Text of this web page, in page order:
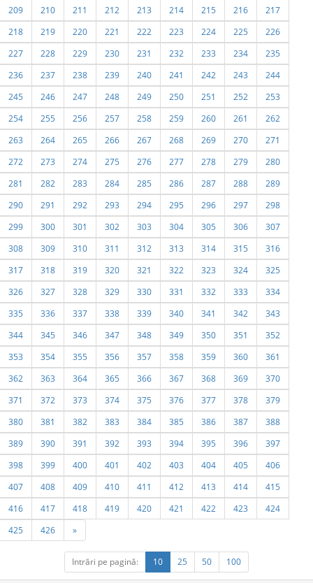
209
210 211 212 213 214 215 216
217
218
219 220 221 222 223 224 225
226
227
228 229 230 231 232 233 234
235
236
237 238 239 240 241 242 243
244
245
246 247 248 249 250 251 252
253
254
255 256 257 258 259 260 261
262
263
264 265 266 267 268 269 270
271
272
273 274 275 276 277 278 279
280
281
282 283 284 285 286 287 288
289
290
291 292 293 294 295 296 297
298
299
300 301 302 303 304 305 306
307
308
309 310 311 312 313 314 315
316
317
318 319 320 321 322 323 324
325
326
327 328 329 330 331 332 333
334
335
336 337 338 339 340 341 342
343
344
345 346 347 348 349 350 351
352
353
354 355 356 357 358 359 360
361
362
363 364 365 366 367 368 369
370
371
372 373 374 375 376 377 378
379
380
381 382 383 384 385 386 387
388
389
390 391 392 393 394 395 396
397
398
399 400 401 402 403 404 405
406
407
408 409 410 411 412 413 414
415
416
417 418 419 420 421 422 423
424
425
426 »
Intrări pe pagină: 10 25 50 100